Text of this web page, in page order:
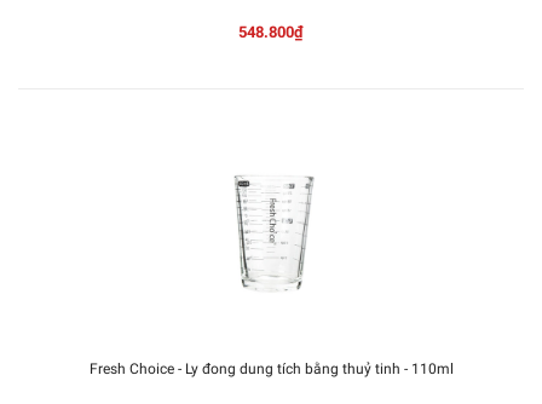
548.800₫
Fresh Choice - Ly đong dung tích bằng thuỷ tinh - 110ml